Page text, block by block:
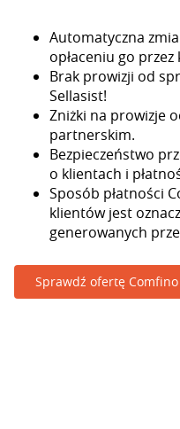
Automatyczna
opłaceniu go przez
Brak prowizji od
Sellasist!
Zniżki na prowizje
partnerskim.
Bezpieczeństwo
o klientach i
Sposób płatności
klientów jest
generowanych
Sprawdź ofertę Comfino